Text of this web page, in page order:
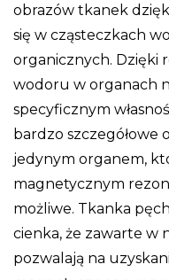
obrazów tkanek
się w cząsteczkach
organicznych. Dzięki
wodoru w organach
specyficznym
bardzo szczegółowe
jedynym organem,
magnetycznym
możliwe. Tkanka
cienka, że zawarte w
pozwalają na